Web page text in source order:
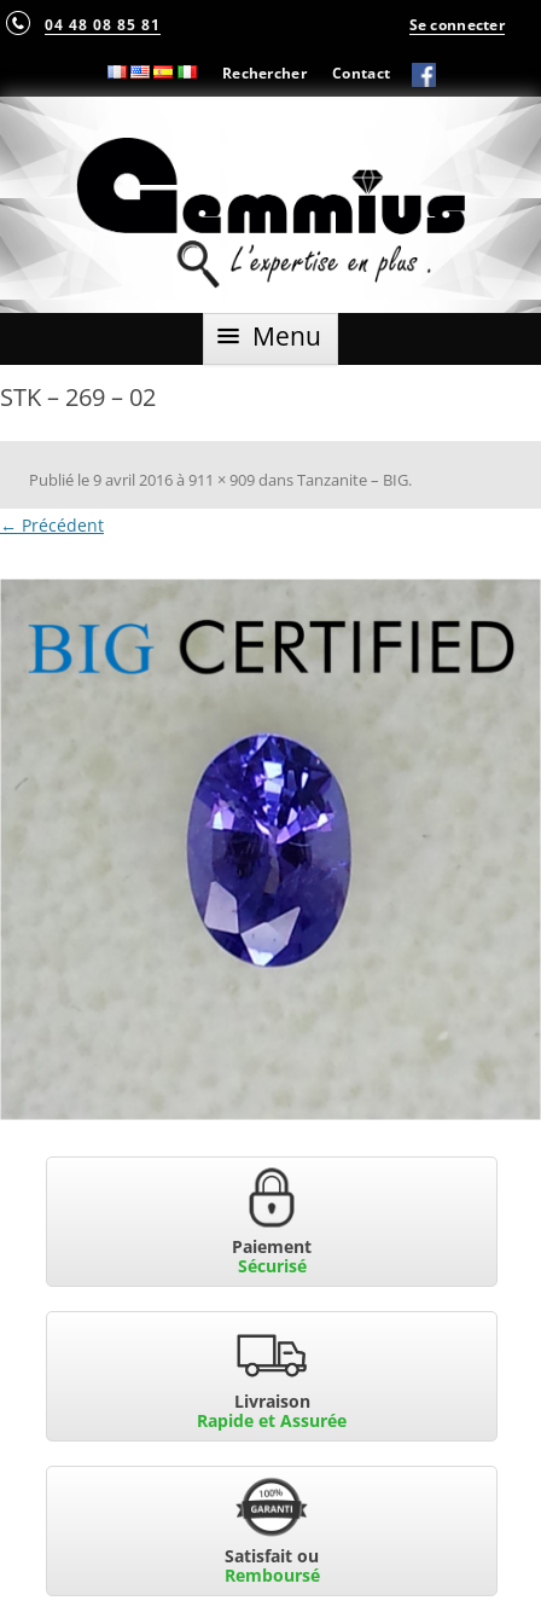
04 48 08 85 81
Rechercher Contact
Se connecter
Menu Aller
STK – 269 – 02
Publié le9 avril 2016à911 × 909dansTanzanite – BIG.
← Précédent
Paiement
Sécurisé
Livraison
Rapide et Assurée
Satisfait ou
Remboursé